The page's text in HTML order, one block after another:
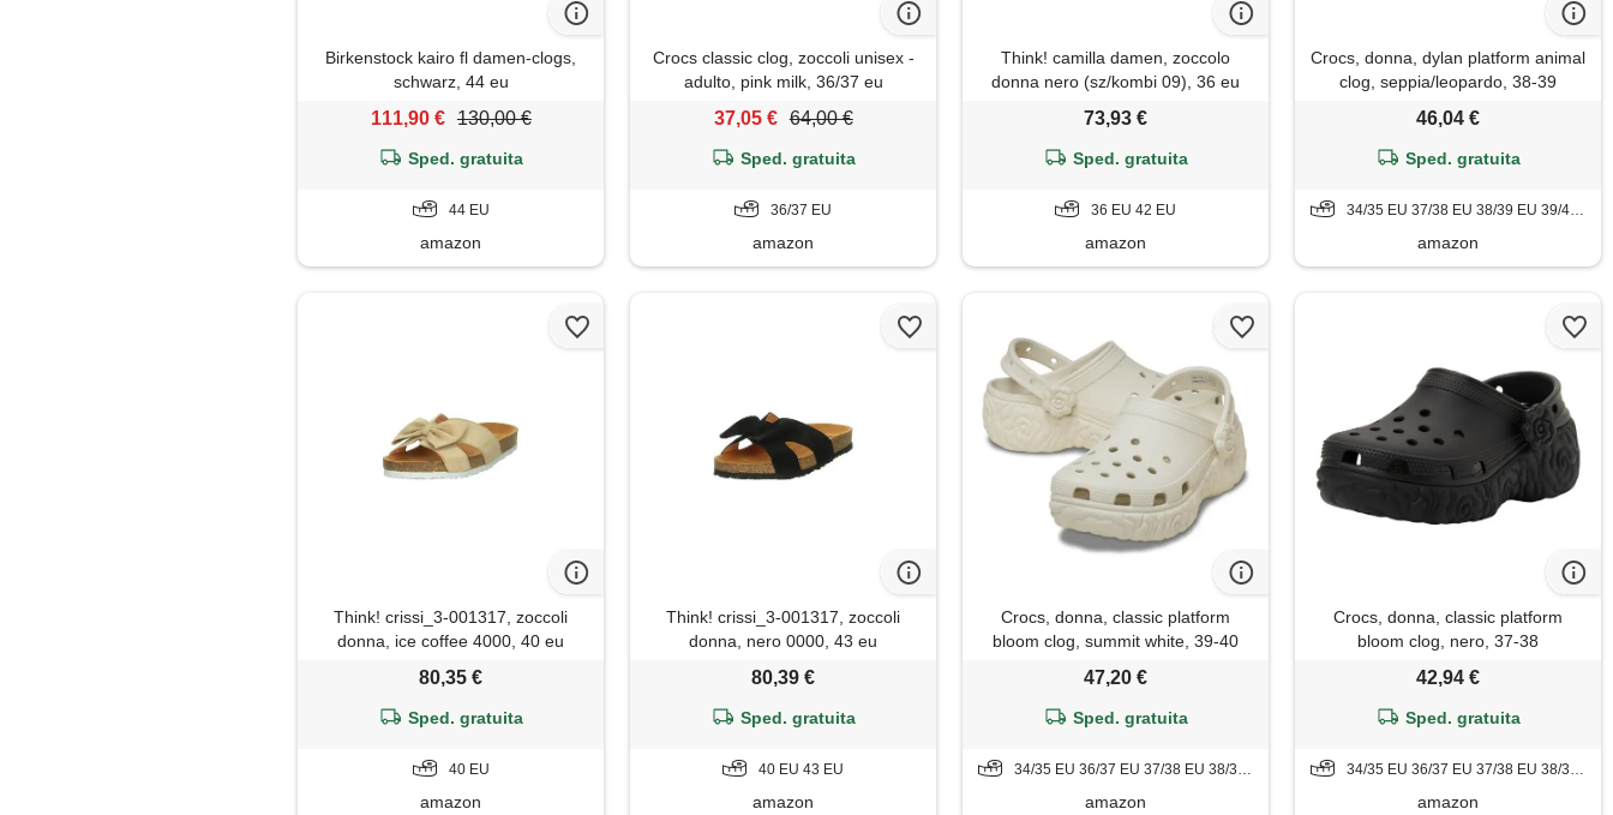
Birkenstock kairo fl damen-clogs,
schwarz, 44 eu
111,90 € 130,00 €
Sped. gratuita
44 EU
amazon
Crocs classic clog, zoccoli unisex -
adulto, pink milk, 36/37 eu
37,05 € 64,00 €
Sped. gratuita
36/37 EU
amazon
Think! camilla damen, zoccolo
donna nero (sz/kombi 09), 36 eu
73,93 €
Sped. gratuita
36 EU 42 EU
amazon
Crocs, donna, dylan platform animal
clog, seppia/leopardo, 38-39
46,04 €
Sped. gratuita
34/35 EU 37/38 EU 38/39 EU 39/40 EU 41/42 EU 42/43 EU
amazon
Think! crissi_3-001317, zoccoli
donna, ice coffee 4000, 40 eu
80,35 €
Sped. gratuita
40 EU
amazon
Think! crissi_3-001317, zoccoli
donna, nero 0000, 43 eu
80,39 €
Sped. gratuita
40 EU 43 EU
amazon
Crocs, donna, classic platform
bloom clog, summit white, 39-40
47,20 €
Sped. gratuita
34/35 EU 36/37 EU 37/38 EU 38/39 EU 39/40 EU 41/42 EU 42/43 EU
amazon
Crocs, donna, classic platform
bloom clog, nero, 37-38
42,94 €
Sped. gratuita
34/35 EU 36/37 EU 37/38 EU 38/39 EU 39/40 EU 41/42 EU 42/43 EU
amazon